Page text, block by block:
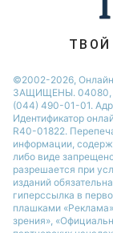
©2002-2026,
ЗАЩИЩЕНЫ. 04080,
(044) 490-01-01.
Идентификатор
R40-01822.
информации,
либо виде
разрешается при
изданий
гиперссылка в
плашками
зрения»,